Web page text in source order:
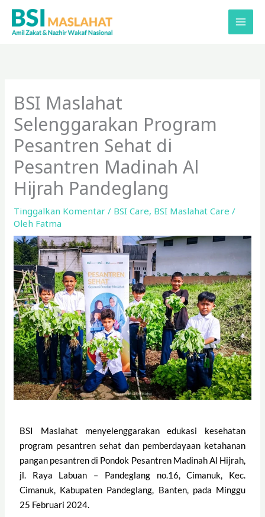
Lewati
konten
BSI Maslahat
Selenggarakan Program
Pesantren Sehat di
Pesantren Madinah Al
Hijrah Pandeglang
Tinggalkan Komentar / BSI Care, BSI Maslahat Care /
Oleh Fatma
BSI Maslahat menyelenggarakan edukasi kesehatan
program pesantren sehat dan pemberdayaan ketahanan
pangan pesantren di Pondok Pesantren Madinah Al Hijrah,
jl. Raya Labuan – Pandeglang no.16, Cimanuk, Kec.
Cimanuk, Kabupaten Pandeglang, Banten, pada Minggu
25 Februari 2024.